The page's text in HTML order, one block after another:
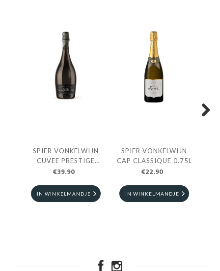
SPIER VONKELWIJN
CUVEE PRESTIGE
0.75L
€39.90
IN WINKELMANDJE
SPIER VONKELWIJN
CAP CLASSIQUE 0.75L
€22.90
IN WINKELMANDJE